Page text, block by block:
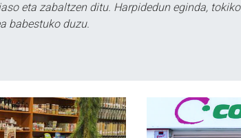
eta zabaltzen ditu. Harpidedun eginda, tokiko
babestuko duzu.